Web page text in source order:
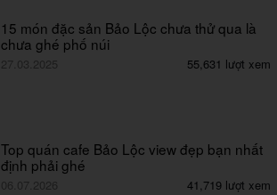
15 món đặc sản Bảo Lộc chưa thử qua là
chưa ghé phố núi
27.03.2025 55,631 lượt xem
Top quán cafe Bảo Lộc view đẹp bạn nhất
định phải ghé
06.07.2026 41,719 lượt xem